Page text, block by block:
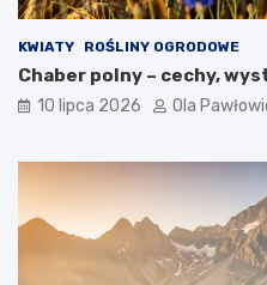
KWIATY ROŚLINY OGRODOWE
Chaber polny – cechy,
10 lipca 2026 Ola